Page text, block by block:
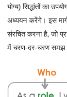
योग्य) सिद्धांतों का
अध्ययन करेंगे। इस
संरचित करना है, जो
में चरण-दर-चरण समझ